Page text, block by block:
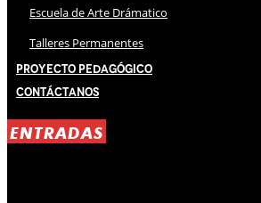
Escuela de Arte Drámatico
Talleres Permanentes
Proyecto Pedagógico
Contáctanos
ENTRADAS